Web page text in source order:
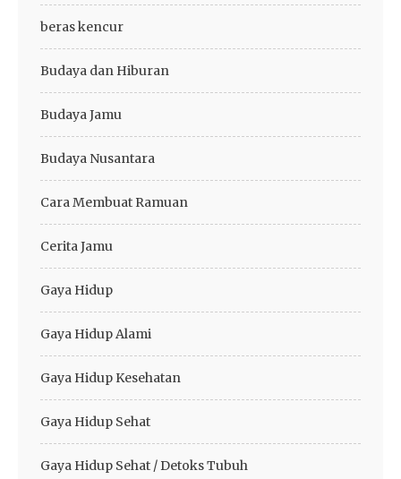
beras kencur
Budaya dan Hiburan
Budaya Jamu
Budaya Nusantara
Cara Membuat Ramuan
Cerita Jamu
Gaya Hidup
Gaya Hidup Alami
Gaya Hidup Kesehatan
Gaya Hidup Sehat
Gaya Hidup Sehat / Detoks Tubuh